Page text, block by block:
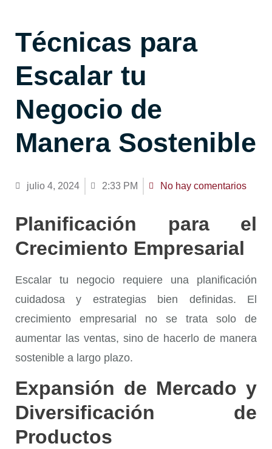
Técnicas para
Escalar tu
Negocio de
Manera Sostenible
julio 4, 2024 2:33 PM No hay comentarios
Planificación para el
Crecimiento Empresarial
Escalar tu negocio requiere una planificación
cuidadosa y estrategias bien definidas. El
crecimiento empresarial no se trata solo de
aumentar las ventas, sino de hacerlo de manera
sostenible a largo plazo.
Expansión de Mercado y
Diversificación de
Productos